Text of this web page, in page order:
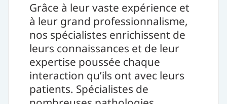
Grâce à leur vaste expérience et
à leur grand professionnalisme,
nos spécialistes enrichissent de
leurs connaissances et de leur
expertise poussée chaque
interaction qu’ils ont avec leurs
patients. Spécialistes de